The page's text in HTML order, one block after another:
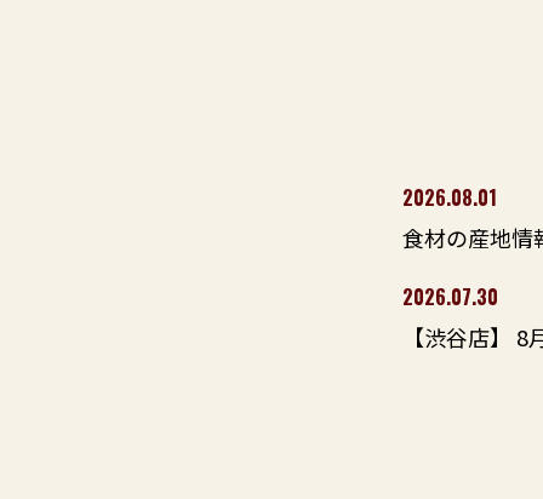
2026.08.01
食材の産地情
2026.07.30
【渋谷店】